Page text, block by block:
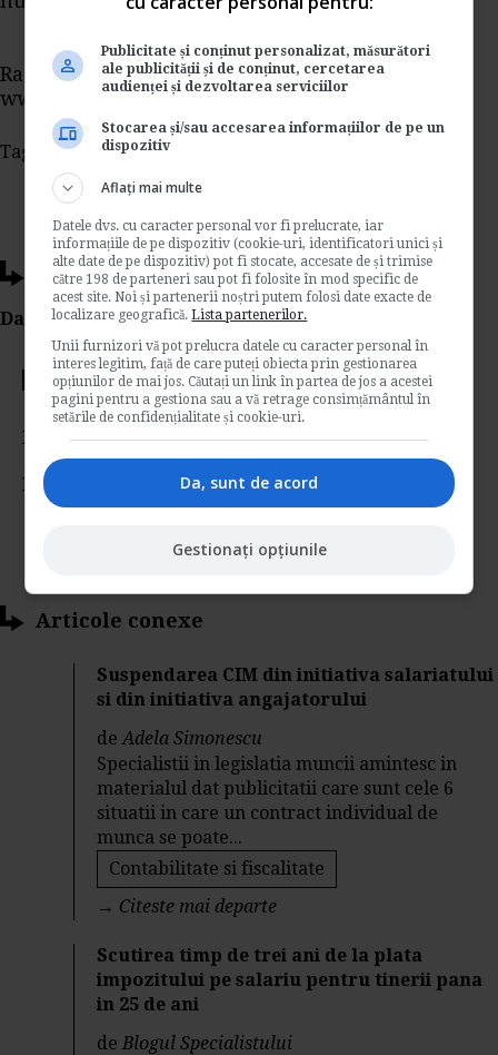
Raspuns oferit de specialistii
www.portalcontabilitate.ro
Tags: declaratia 394
Ti-a placut acest articol?
Da Like, Printeaza sau trimite pe Email!
Votati articolul
Rating:
Nota: voturi
Articole conexe
Suspendarea CIM din initiativa salariatului
si din initiativa angajatorului
deAdela Simonescu
Specialistii in legislatia muncii amintesc in
materialul dat publicitatii care sunt cele 6
situatii in care un contract individual de
munca se poate...
Contabilitate si fiscalitate
→ Citeste mai departe
Scutirea timp de trei ani de la plata
impozitului pe salariu pentru tinerii pana
in 25 de ani
deBlogul Specialistului
Publicitate și conținut personalizat, măsurători
ale publicității și de conținut, cercetarea
audienței și dezvoltarea serviciilor
Stocarea și/sau accesarea informațiilor de pe un
dispozitiv
Aflați mai multe
Datele dvs. cu caracter personal vor fi prelucrate, iar
informațiile de pe dispozitiv (cookie-uri, identificatori unici și
alte date de pe dispozitiv) pot fi stocate, accesate de și trimise
către 198 de parteneri sau pot fi folosite în mod specific de
acest site. Noi și partenerii noștri putem folosi date exacte de
localizare geografică.Lista partenerilor.
Unii furnizori vă pot prelucra datele cu caracter personal în
interes legitim, față de care puteți obiecta prin gestionarea
opțiunilor de mai jos. Căutați un link în partea de jos a acestei
pagini pentru a gestiona sau a vă retrage consimțământul în
setările de confidențialitate și cookie-uri.
Da, sunt de acord
Gestionați opțiunile